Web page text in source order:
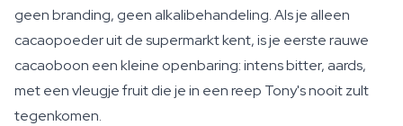
geen branding, geen alkalibehandeling. Als je alleen
cacaopoeder uit de supermarkt kent, is je eerste rauwe
cacaoboon een kleine openbaring: intens bitter, aards,
met een vleugje fruit die je in een reep Tony's nooit zult
tegenkomen.